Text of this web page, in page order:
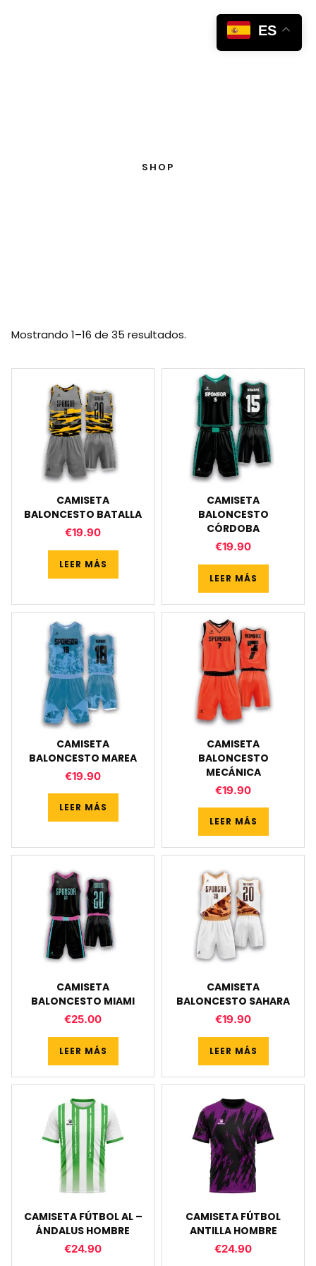
SHOP
Mostrando 1–16 de 35 resultados.
CAMISETA
BALONCESTO BATALLA
€19.90
LEER MÁS
CAMISETA
BALONCESTO
CÓRDOBA
€19.90
LEER MÁS
CAMISETA
BALONCESTO MAREA
€19.90
LEER MÁS
CAMISETA
BALONCESTO
MECÁNICA
€19.90
LEER MÁS
CAMISETA
BALONCESTO MIAMI
€25.00
LEER MÁS
CAMISETA
BALONCESTO SAHARA
€19.90
LEER MÁS
CAMISETA FÚTBOL AL –
ÁNDALUS HOMBRE
€24.90
CAMISETA FÚTBOL
ANTILLA HOMBRE
€24.90
ES